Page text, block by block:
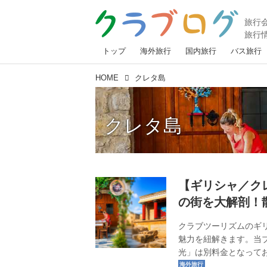
トップ 海外旅行 国内旅行 バス旅行
HOME クレタ島
クレタ島
【ギリシャ／
の街を大解剖！
クラブツーリズムのギ
魅力を紐解きます。当
光」は別料金となって